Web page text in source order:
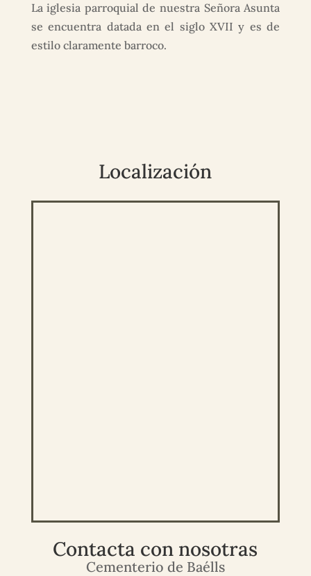
La iglesia parroquial de nuestra Señora Asunta
se encuentra datada en el siglo XVII y es de
estilo claramente barroco.
Localización
Contacta con nosotras
Cementerio de Baélls